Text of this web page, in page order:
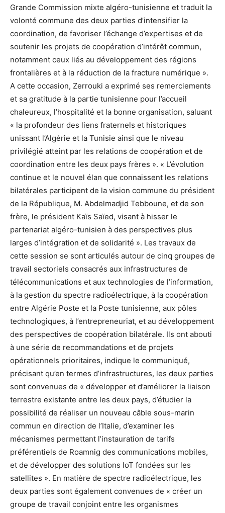
Grande Commission mixte algéro-tunisienne et traduit la
volonté commune des deux parties d’intensifier la
coordination, de favoriser l’échange d’expertises et de
soutenir les projets de coopération d’intérêt commun,
notamment ceux liés au développement des régions
frontalières et à la réduction de la fracture numérique ».
A cette occasion, Zerrouki a exprimé ses remerciements
et sa gratitude à la partie tunisienne pour l’accueil
chaleureux, l’hospitalité et la bonne organisation, saluant
« la profondeur des liens fraternels et historiques
unissant l’Algérie et la Tunisie ainsi que le niveau
privilégié atteint par les relations de coopération et de
coordination entre les deux pays frères ». « L’évolution
continue et le nouvel élan que connaissent les relations
bilatérales participent de la vision commune du président
de la République, M. Abdelmadjid Tebboune, et de son
frère, le président Kaïs Saïed, visant à hisser le
partenariat algéro-tunisien à des perspectives plus
larges d’intégration et de solidarité ». Les travaux de
cette session se sont articulés autour de cinq groupes de
travail sectoriels consacrés aux infrastructures de
télécommunications et aux technologies de l’information,
à la gestion du spectre radioélectrique, à la coopération
entre Algérie Poste et la Poste tunisienne, aux pôles
technologiques, à l’entrepreneuriat, et au développement
des perspectives de coopération bilatérale. Ils ont abouti
à une série de recommandations et de projets
opérationnels prioritaires, indique le communiqué,
précisant qu’en termes d’infrastructures, les deux parties
sont convenues de « développer et d’améliorer la liaison
terrestre existante entre les deux pays, d’étudier la
possibilité de réaliser un nouveau câble sous-marin
commun en direction de l’Italie, d’examiner les
mécanismes permettant l’instauration de tarifs
préférentiels de Roamnig des communications mobiles,
et de développer des solutions IoT fondées sur les
satellites ». En matière de spectre radioélectrique, les
deux parties sont également convenues de « créer un
groupe de travail conjoint entre les organismes